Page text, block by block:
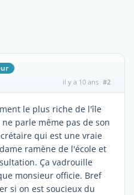
il y a 10 ans #2
le plus riche de l'île
parle même pas de son
qui est une vraie
ramène de l'école et
Ça vadrouille
monsieur officie. Bref
si on est soucieux du